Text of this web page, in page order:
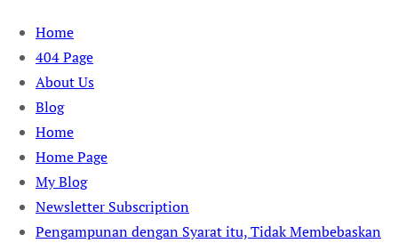
Skip
content
Home
404 Page
About Us
Blog
Home
Home Page
My Blog
Newsletter Subscription
Pengampunan dengan Syarat itu, Tidak Membebaskan